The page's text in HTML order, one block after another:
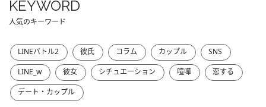
KEYWORD
人気のキーワード
LINEバトル2 彼氏 コラム カップル
SNS
LINE_w
彼女 シチュエーション 喧嘩
恋する
デート・カップル